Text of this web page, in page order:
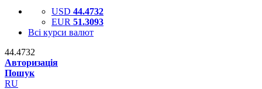
USD 44.4732
EUR 51.3093
Всі курси валют
44.4732
Авторизація
Пошук
RU